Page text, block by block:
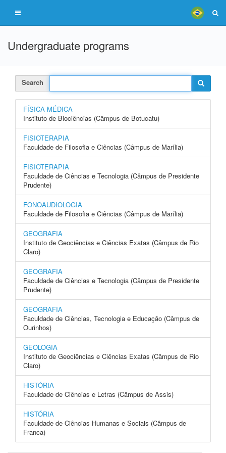
Undergraduate programs
Search
FÍSICA MÉDICA
Instituto de Biociências (Câmpus de Botucatu)
FISIOTERAPIA
Faculdade de Filosofia e Ciências (Câmpus de Marília)
FISIOTERAPIA
Faculdade de Ciências e Tecnologia (Câmpus de Presidente
Prudente)
FONOAUDIOLOGIA
Faculdade de Filosofia e Ciências (Câmpus de Marília)
GEOGRAFIA
Instituto de Geociências e Ciências Exatas (Câmpus de Rio
Claro)
GEOGRAFIA
Faculdade de Ciências e Tecnologia (Câmpus de Presidente
Prudente)
GEOGRAFIA
Faculdade de Ciências, Tecnologia e Educação (Câmpus de
Ourinhos)
GEOLOGIA
Instituto de Geociências e Ciências Exatas (Câmpus de Rio
Claro)
HISTÓRIA
Faculdade de Ciências e Letras (Câmpus de Assis)
HISTÓRIA
Faculdade de Ciências Humanas e Sociais (Câmpus de
Franca)